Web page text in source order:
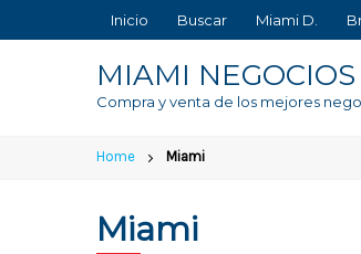
Inicio Buscar Miami D.
MIAMI
Compra y venta de los mejores
Home Miami
Miami